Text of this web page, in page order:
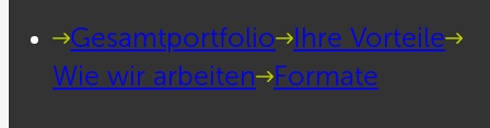
Gesamtportfolio
Ihre Vorteile
Wie wir arbeiten
Formate